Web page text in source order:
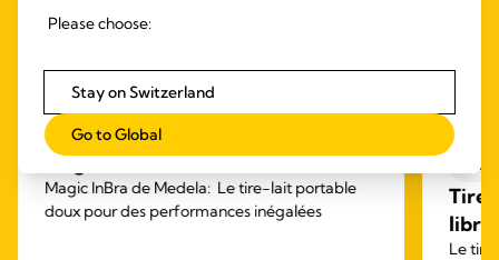
INBRA ÉLECTRIQUE
Magic InBra™
Magic InBra de Medela: Le tire-lait portable
doux pour des performances inégalées
Tire-
Le
Please choose:
Stay on Switzerland
Go to Global